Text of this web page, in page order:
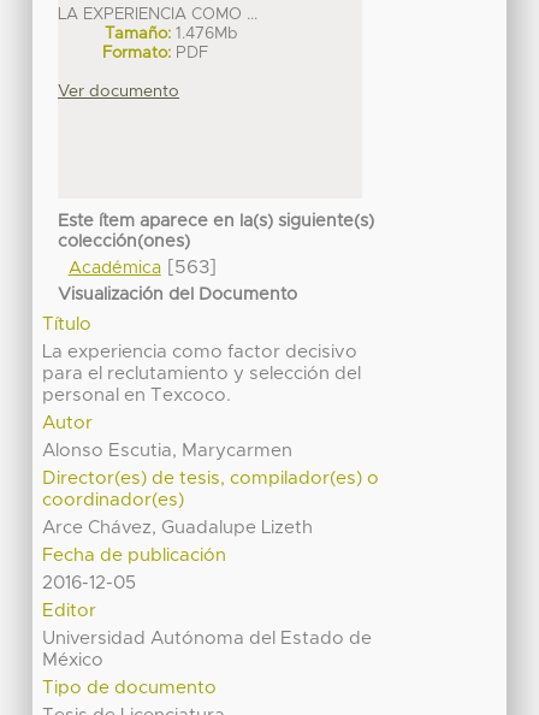
LA EXPERIENCIA COMO ...
Tamaño: 1.476Mb
Formato: PDF
Ver documento
Este ítem aparece en la(s) siguiente(s)
colección(ones)
Académica[563]
Visualización del Documento
Título
La experiencia como factor decisivo
para el reclutamiento y selección del
personal en Texcoco.
Autor
Alonso Escutia, Marycarmen
Director(es) de tesis, compilador(es) o
coordinador(es)
Arce Chávez, Guadalupe Lizeth
Fecha de publicación
2016-12-05
Editor
Universidad Autónoma del Estado de
México
Tipo de documento